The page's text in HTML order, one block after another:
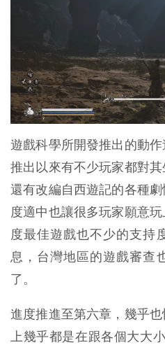
遊戲科學所開發推出的動
推出以來有不少玩家都對
還有改編自西遊記的各種
度適中也讓很多玩家願意
度最佳遊戲也不少的支持
息，台灣地區的遊戲審查
了。
進度推進至第六章，幾乎
上幾乎都是在跟各個大大